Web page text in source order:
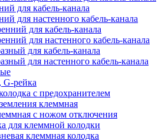
для кабель-канала
для настенного кабель-канала
для кабель-канала
для настенного кабель-канала
для кабель-канала
для настенного кабель-канала
G-рейка
с предохранителем
клеммная
с ножом отключения
для клеммной колодки
клеммная колодка